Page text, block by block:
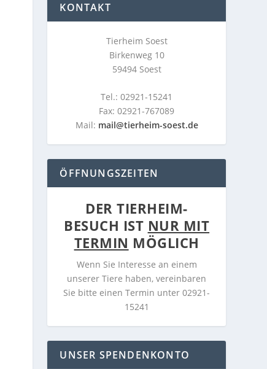
KONTAKT
Tierheim Soest
Birkenweg 10
59494 Soest
Tel.: 02921-15241
Fax: 02921-767089
Mail: mail@tierheim-soest.de
ÖFFNUNGSZEITEN
DER TIERHEIM-
BESUCH IST NUR MIT
TERMIN MÖGLICH
Wenn Sie Interesse an einem
unserer Tiere haben, vereinbaren
Sie bitte einen Termin unter 02921-
15241
UNSER SPENDENKONTO